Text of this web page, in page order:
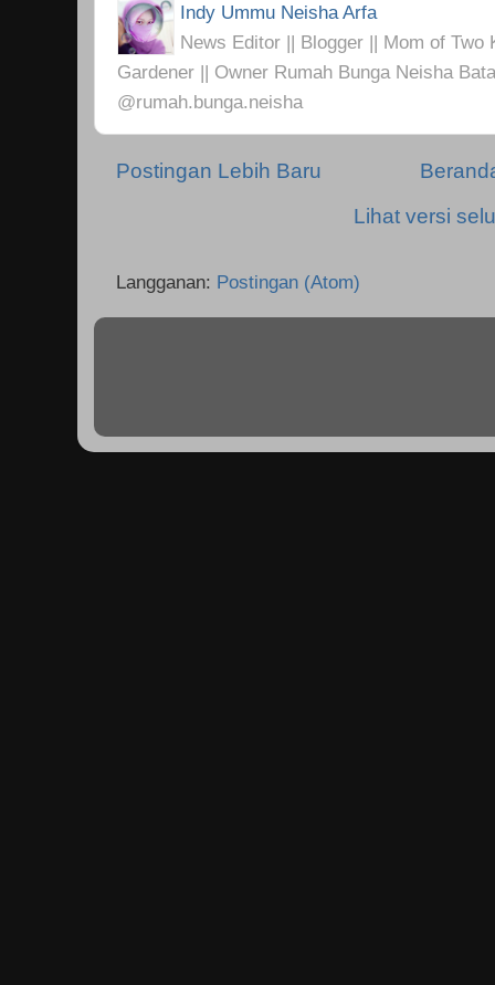
Indy Ummu Neisha Arfa
News Editor || Blogger || Mom of Two
Gardener || Owner Rumah Bunga Neisha
@rumah.bunga.neisha
Postingan Lebih Baru
Lihat versi
Langganan: Postingan (Atom)